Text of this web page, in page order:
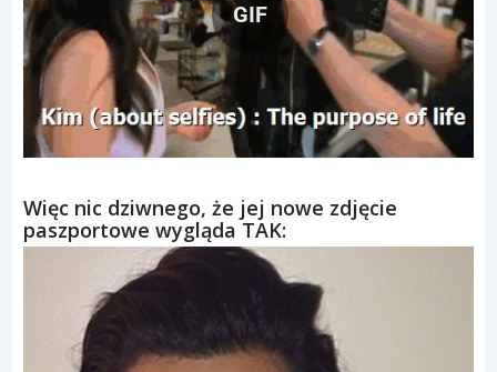
GIF
Więc nic dziwnego, że jej nowe zdjęcie
paszportowe wygląda TAK: